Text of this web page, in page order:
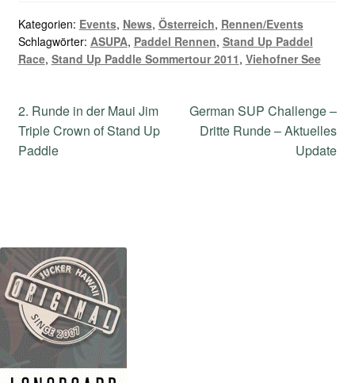
Kategorien: Events, News, Österreich, Rennen/Events
Schlagwörter: ASUPA, Paddel Rennen, Stand Up Paddel
Race, Stand Up Paddle Sommertour 2011, Viehofner See
Beitragsnavigation
Vorheriger
Beitrag:
2. Runde in der Maui Jim
Triple Crown of Stand Up
Paddle
Nächster
Beitrag:
German SUP Challenge –
Dritte Runde – Aktuelles
Update